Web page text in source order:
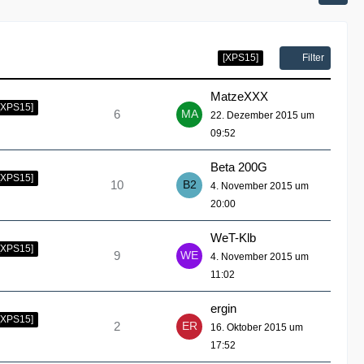
[XPS15] Filter
6
MatzeXXX
22. Dezember 2015 um
09:52
10
Beta 200G
4. November 2015 um
20:00
9
WeT-Klb
4. November 2015 um
11:02
2
ergin
16. Oktober 2015 um
17:52